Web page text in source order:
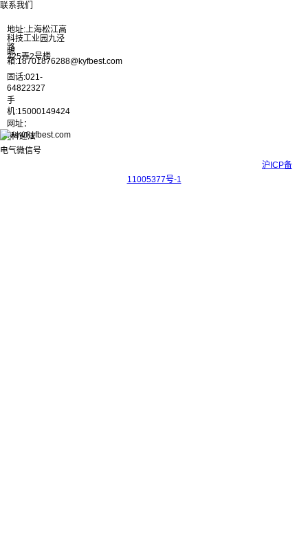
联系我们
地址:上海松江高
科技工业园九泾
路
325弄2号楼
邮
箱:18701876288@kyfbest.com
固话:021-
64822327
手
机:15000149424
网址：
www.kyfbest.com
沪ICP备
11005377号-1